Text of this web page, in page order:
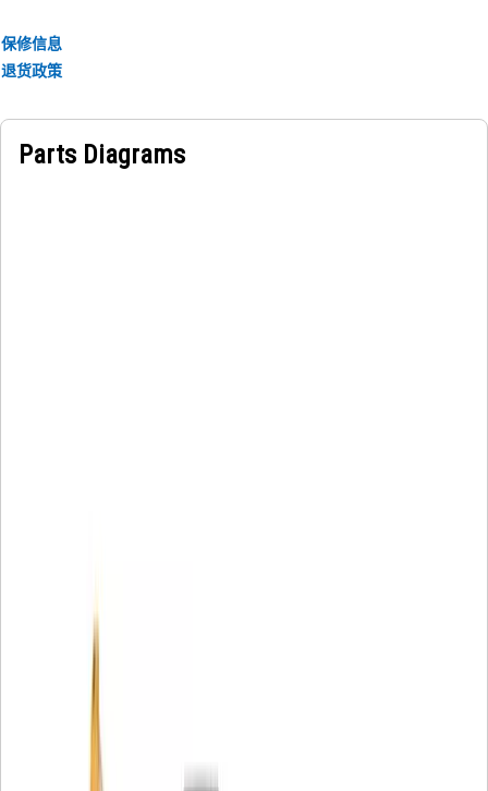
保修信息
退货政策
Parts Diagrams